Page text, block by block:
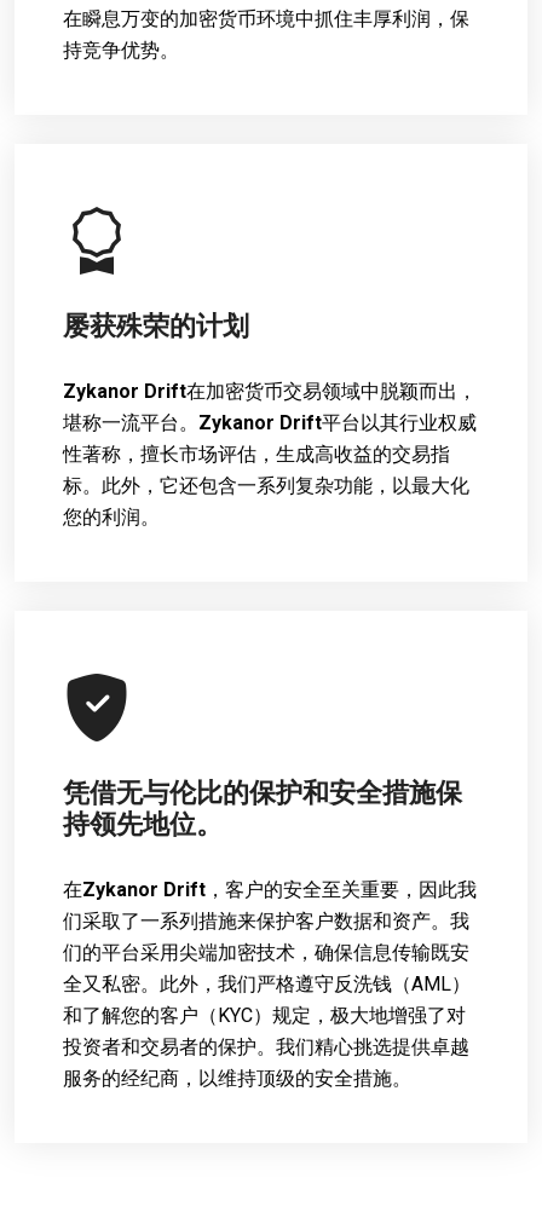
在瞬息万变的加密货币环境中抓住丰厚利润，保
持竞争优势。
屡获殊荣的计划
Zykanor Drift在加密货币交易领域中脱颖而出，
堪称一流平台。 Zykanor Drift平台以其行业权威
性著称，擅长市场评估，生成高收益的交易指
标。此外，它还包含一系列复杂功能，以最大化
您的利润。
凭借无与伦比的保护和安全措施保
持领先地位。
在Zykanor Drift ，客户的安全至关重要，因此我
们采取了一系列措施来保护客户数据和资产。我
们的平台采用尖端加密技术，确保信息传输既安
全又私密。此外，我们严格遵守反洗钱（AML）
和了解您的客户（KYC）规定，极大地增强了对
投资者和交易者的保护。我们精心挑选提供卓越
服务的经纪商，以维持顶级的安全措施。